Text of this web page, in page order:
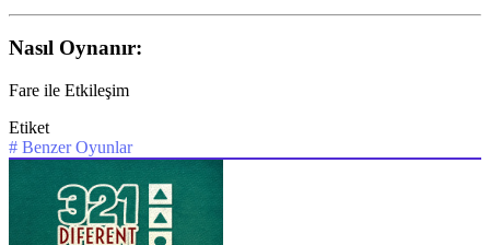
Nasıl Oynanır:
Fare ile Etkileşim
Etiket
# Benzer Oyunlar